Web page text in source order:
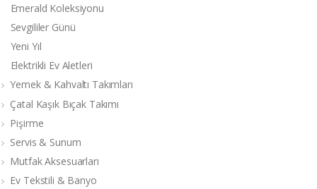
Emerald Koleksiyonu
Sevgililer Günü
Yeni Yıl
Elektrikli Ev Aletleri
Yemek & Kahvaltı Takımları
Çatal Kaşık Bıçak Takımı
Pişirme
Servis & Sunum
Mutfak Aksesuarları
Ev Tekstili & Banyo